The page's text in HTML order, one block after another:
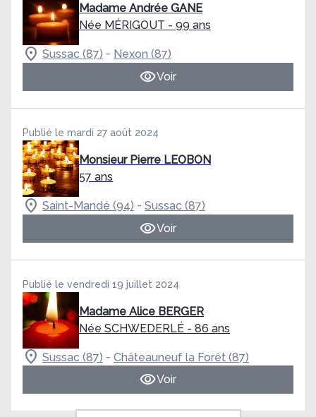
Madame Andrée GANE
Née MÉRIGOUT - 99 ans
Sussac (87) - Nexon (87)
Voir
Publié le mardi 27 août 2024
Monsieur Pierre LEOBON
57 ans
Saint-Mandé (94) - Sussac (87)
Voir
Publié le vendredi 19 juillet 2024
Madame Alice BERGER
Née SCHWEDERLÉ - 86 ans
Sussac (87) - Châteauneuf la Forêt (87)
Voir